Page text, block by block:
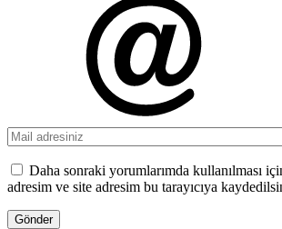
Daha sonraki yorumlarımda kullanılması
adresim ve site adresim bu tarayıcıya